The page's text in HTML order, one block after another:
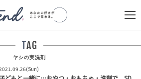
H
original RECOMMED editor
H
TAG
ヤシの実洗剤